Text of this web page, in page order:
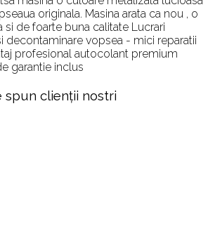
originala. Masina arata ca nou , o
si de foarte buna calitate Lucrari
decontaminare vopsea - mici reparatii
profesional autocolant premium
garantie inclus
spun clienții nostri